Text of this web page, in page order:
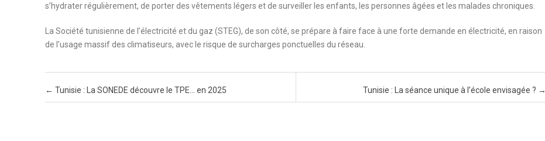
s’hydrater régulièrement, de porter des vêtements légers et de surveiller les enfants, les personnes âgées et les malades chroniques.
La Société tunisienne de l’électricité et du gaz (STEG), de son côté, se prépare à faire face à une forte demande en électricité, en raison
de l’usage massif des climatiseurs, avec le risque de surcharges ponctuelles du réseau.
Post navigation
← Tunisie : La SONEDE découvre le TPE… en 2025 Tunisie : La séance unique à l’école envisagée ? →